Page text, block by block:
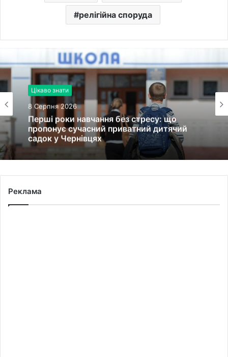
релігійна споруда
Цікаво знати
8 Серпня 2026
Перші роки навчання без стресу: що
пропонує сучасний приватний дитячий
садок у Чернівцях
Реклама